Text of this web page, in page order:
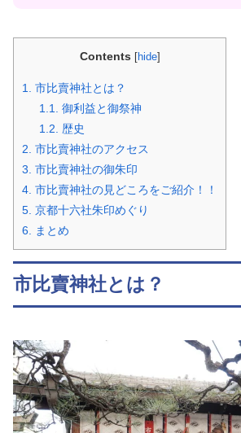
Contents [hide]
1. 市比賣神社とは？
1.1. 御利益と御祭神
1.2. 歴史
2. 市比賣神社のアクセス
3. 市比賣神社の御朱印
4. 市比賣神社の見どころをご紹介！！
5. 京都十六社朱印めぐり
6. まとめ
市比賣神社とは？